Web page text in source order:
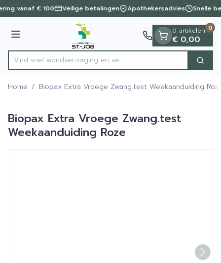
Ga naar de inhoud
1 van 1
vanaf € 100 Veilige betalingen Apothekersadvies Snelle
Menu
Product, merk, categorie...
Vind snel wondverzorg Zoek
0 artikelen
€ 0,00
0
Home / Biopax Extra Vroege Zwang.test Weekaanduiding
Biopax Extra Vroege Zwang.test
Weekaanduiding Roze